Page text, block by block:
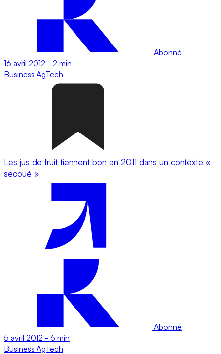
Abonné
16 avril 2012 - 2 min
Business AgTech
Les jus de fruit tiennent bon en 2011 dans un contexte «
secoué »
Abonné
5 avril 2012 - 6 min
Business AgTech